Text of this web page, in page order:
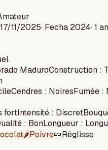
17/11/2025· Fecha 2024·1 an
MaduroConstruction :
Cendres : NoiresFumée :
fortIntensité : Discret
: BonLongueur :
🌶️Poivre🍬Réglisse